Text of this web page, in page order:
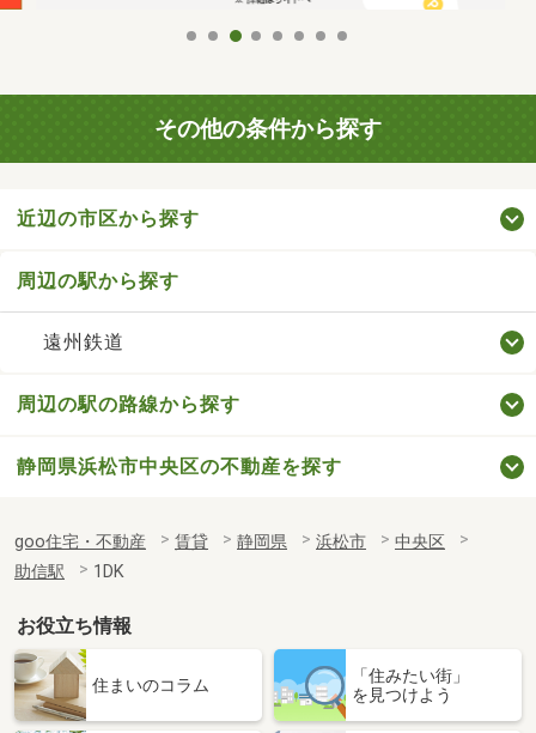
その他の条件から探す
近辺の市区から探す
周辺の駅から探す
遠州鉄道
周辺の駅の路線から探す
静岡県浜松市中央区の不動産を探す
goo住宅・不動産 賃貸 静岡県 浜松市
中央区
助信駅
1DK
お役立ち情報
住まいのコラム
「住みたい街」
を見つけよう